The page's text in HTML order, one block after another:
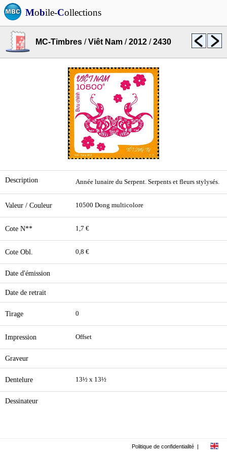
Mobile-Collections
MC-Timbres /Viêt Nam /2012 /2430
Description Année lunaire du Serpent. Serpents et fleurs stylysés.
Valeur / Couleur 10500 Dong multicolore
Cote N** 1,7 €
Cote Obl. 0,8 €
Date d'émission
Date de retrait
Tirage 0
Impression Offset
Graveur
Dentelure 13½ x 13½
Dessinateur
Politique de confidentialité |